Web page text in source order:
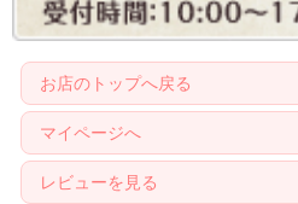
お店のトップへ戻る
マイページへ
レビューを見る